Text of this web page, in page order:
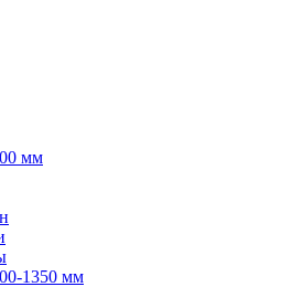
мм
1350 мм